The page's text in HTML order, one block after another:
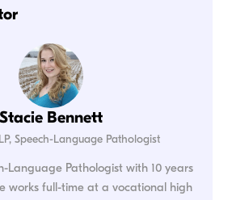
Stacie Bennett
Speech-Language Pathologist
Language Pathologist with 10 years
works full-time at a vocational high